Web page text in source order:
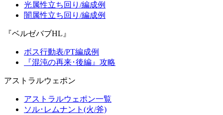
光属性立ち回り/編成例
闇属性立ち回り/編成例
『ベルゼバブHL』
ボス行動表/PT編成例
『混沌の再来･後編』攻略
アストラルウェポン
アストラルウェポン一覧
ソル･レムナント(火/斧)